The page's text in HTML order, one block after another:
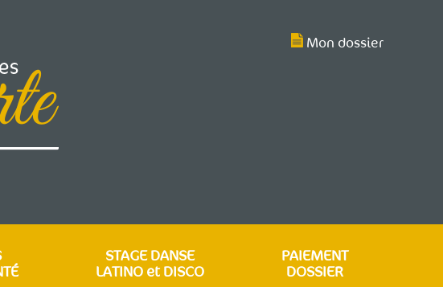
Mon dossier
STAGE DANSE
LATINO et DISCO
PAIEMENT
DOSSIER